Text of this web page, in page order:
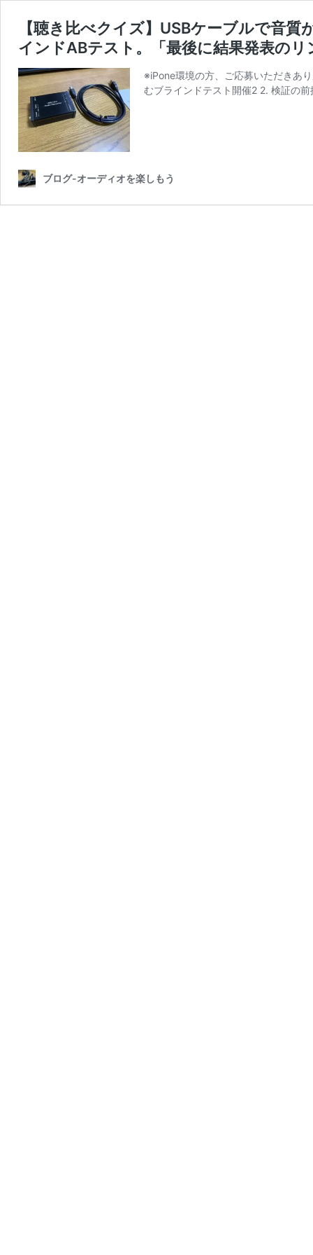
【聴き比べクイズ】USBケーブルで音
インドABテスト。「最後に結果発表のリ
※iPone環境の方、ご応募いただきあ
むブラインドテスト開催2 2. 検証の
ブログ-オーディオを楽しもう